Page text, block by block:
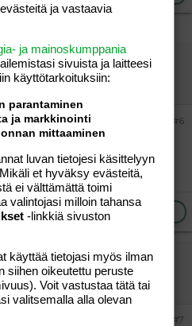
#6
esim tänään välipalalla
viinirypäleitä ja
#7
ja vastaavia
ja mainoskumppania
sivuista ja laitteesi
käyttötarkoituksiin:
parantaminen
ja markkinointi
mittaaminen
luvan tietojesi käsittelyyn
et hyväksy evästeitä,
ei välttämättä toimi
valintojasi milloin tahansa
-linkkiä sivuston
käyttää tietojasi myös ilman
siihen oikeutettu peruste
Voit vastustaa tätä tai
valitsemalla alla olevan